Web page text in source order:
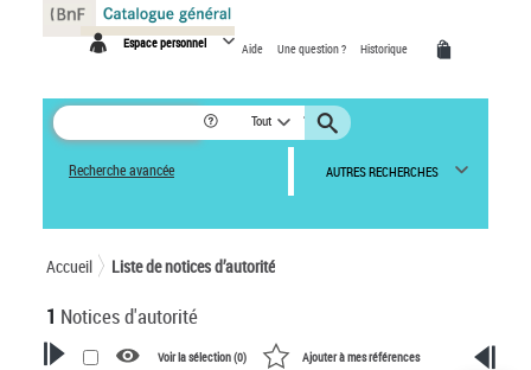
Espace personnel Aide Une question ? Historique
Tout
Recherche avancée AUTRES RECHERCHES
Accueil Liste de notices d’autorité
1 Notices d'autorité
Voir la sélection (0) Ajouter à mes références
Panneau de gestion des cookies